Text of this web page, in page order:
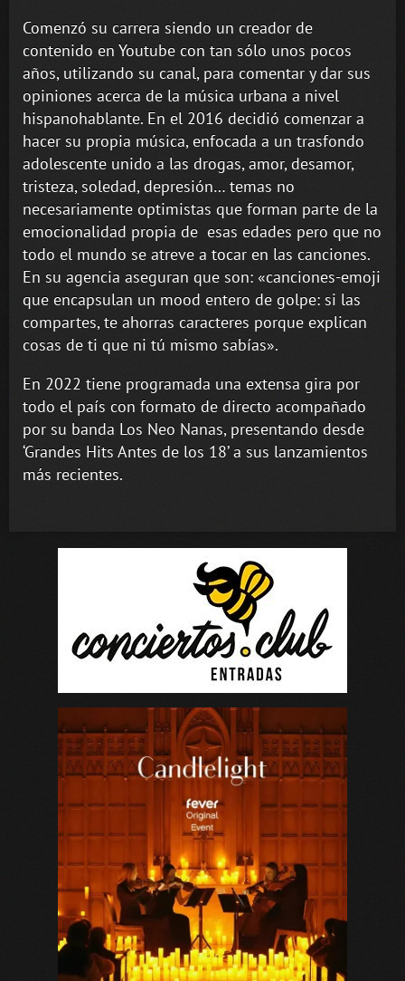
Comenzó su carrera siendo un creador de
contenido en Youtube con tan sólo unos pocos
años, utilizando su canal, para comentar y dar sus
opiniones acerca de la música urbana a nivel
hispanohablante. En el 2016 decidió comenzar a
hacer su propia música, enfocada a un trasfondo
adolescente unido a las drogas, amor, desamor,
tristeza, soledad, depresión… temas no
necesariamente optimistas que forman parte de la
emocionalidad propia de esas edades pero que no
todo el mundo se atreve a tocar en las canciones.
En su agencia aseguran que son: «canciones-emoji
que encapsulan un mood entero de golpe: si las
compartes, te ahorras caracteres porque explican
cosas de ti que ni tú mismo sabías».
En 2022 tiene programada una extensa gira por
todo el país con formato de directo acompañado
por su banda Los Neo Nanas, presentando desde
‘Grandes Hits Antes de los 18’ a sus lanzamientos
más recientes.